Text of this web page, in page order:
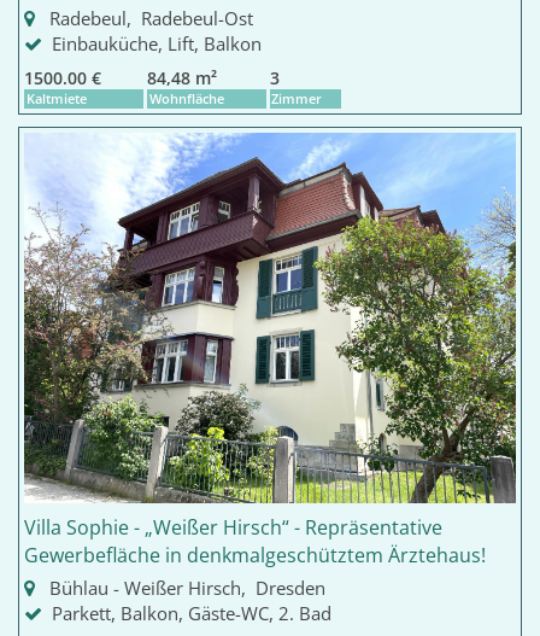
Radebeul, Radebeul-Ost
Einbauküche, Lift, Balkon
1500.00 €
Kaltmiete
84,48 m²
Wohnfläche
3
Zimmer
Villa Sophie - „Weißer Hirsch“ - Repräsentative
Gewerbefläche in denkmalgeschütztem Ärztehaus!
Bühlau - Weißer Hirsch, Dresden
Parkett, Balkon, Gäste-WC, 2. Bad